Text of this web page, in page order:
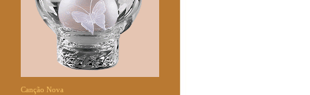
Canção Nova